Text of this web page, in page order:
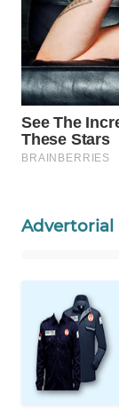
Advertorial
WAHANANEWS
NET
WAHANA
SPORT
WAHANA
WAHANA
SELEB
WAHANA
PERSONA
WAHANA
OTOMOTIF